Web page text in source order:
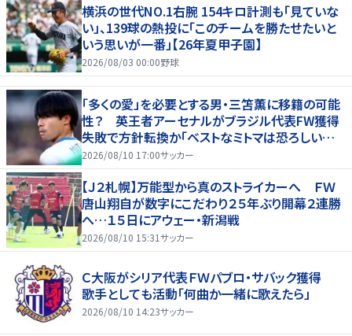
横浜の世代NO.1右腕 154キロ計測も「見ていな
い」、139球の熱投に「このチームを勝たせたいと
いう思いが一番」【26年夏甲子園】
2026/08/03 00:00野球
「多くの愛」を必要とする男・三笘薫に移籍の可能
性？ 英王者アーセナルがブラジル代表FW獲得
失敗で方針転換か「ベストなミトマは恐ろしいほ
ど優れている」
2026/08/10 17:00サッカー
【Ｊ２札幌】万能型から真のストライカーへ ＦＷ
唐山翔自が数字にこだわり２５年ぶり開幕２連勝
へ…１５日にアウェー・新潟戦
2026/08/10 15:31サッカー
Ｃ大阪がシリア代表ＦＷパブロ・サバック獲得
歌手としても活動「何曲か一緒に歌えたら」
2026/08/10 14:23サッカー